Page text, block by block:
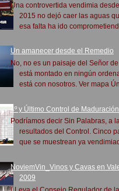
Una controvertida vendimia
2015 no dejó caer las aguas
esa falta ha ido
Un amanecer desde el Remedio
No, no es un paisaje del Señor
está montado en ningún
está con nosotros. Ver mapa
4º y Último Control de
Podríamos decir Sin Palabras, a
resultados del Control. Cinco
que se muestrean ya
NoviemVin_Vinos y Cavas en
2009